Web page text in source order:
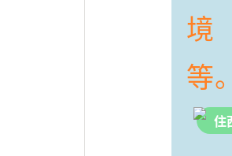
境
等
住